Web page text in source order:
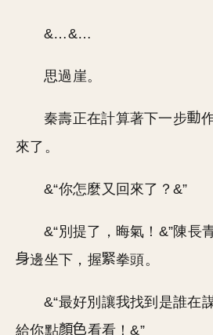
&…&…
思過崖。
秦壽正在計算著下一步
來了。
&“你怎麼又回來了？&”
&“別提了，晦氣！&”陳長
邊坐下，握
拳頭。
&“最好別讓我找到是誰在
給你點
看看！&”